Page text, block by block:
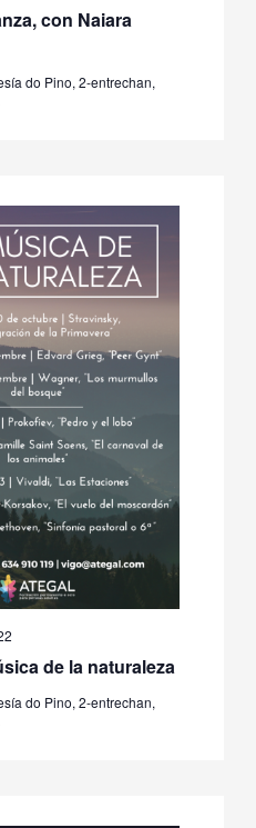
con Naiara
do Pino, 2-entrechan,
de la naturaleza
do Pino, 2-entrechan,